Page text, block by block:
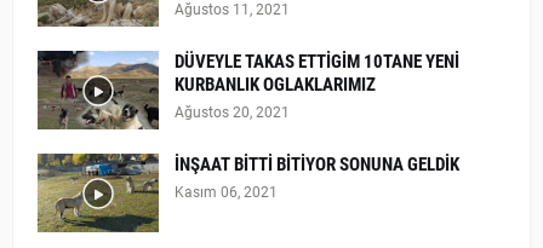
Ağustos 11, 2021
DÜVEYLE TAKAS ETTİGİM 10TANE YENİ
KURBANLIK OGLAKLARIMIZ
Ağustos 20, 2021
İNŞAAT BİTTİ BİTİYOR SONUNA GELDİK
Kasım 06, 2021